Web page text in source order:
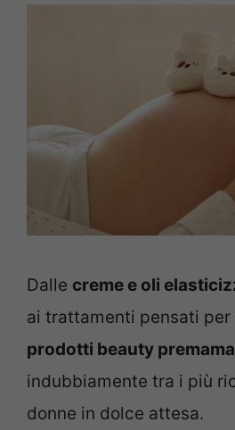
Dalle creme e oli
ai trattamenti pensati per
prodotti beauty
indubbiamente tra i più
donne in dolce attesa.